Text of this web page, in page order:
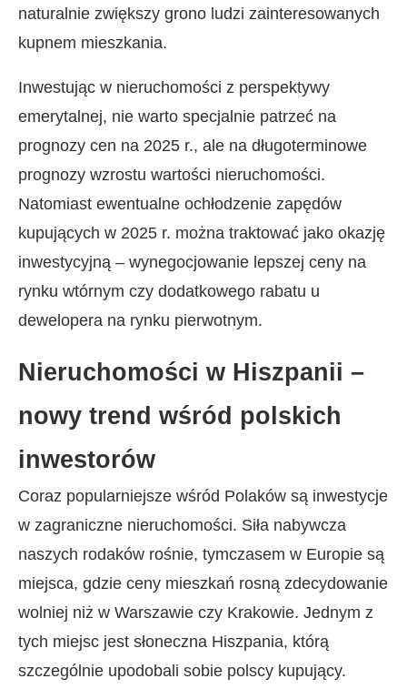
naturalnie zwiększy grono ludzi zainteresowanych
kupnem mieszkania.
Inwestując w nieruchomości z perspektywy
emerytalnej, nie warto specjalnie patrzeć na
prognozy cen na 2025 r., ale na długoterminowe
prognozy wzrostu wartości nieruchomości.
Natomiast ewentualne ochłodzenie zapędów
kupujących w 2025 r. można traktować jako okazję
inwestycyjną – wynegocjowanie lepszej ceny na
rynku wtórnym czy dodatkowego rabatu u
dewelopera na rynku pierwotnym.
Nieruchomości w Hiszpanii –
nowy trend wśród polskich
inwestorów
Coraz popularniejsze wśród Polaków są inwestycje
w zagraniczne nieruchomości. Siła nabywcza
naszych rodaków rośnie, tymczasem w Europie są
miejsca, gdzie ceny mieszkań rosną zdecydowanie
wolniej niż w Warszawie czy Krakowie. Jednym z
tych miejsc jest słoneczna Hiszpania, którą
szczególnie upodobali sobie polscy kupujący.